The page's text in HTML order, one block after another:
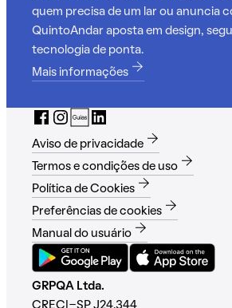
quem precisa de um lar ou anuncia
QuintoAndar aposta em design,
tecnologia de ponta.
Mais informações
Aviso de privacidade
Termos e condições de uso
Política de Cookies
Preferências de cookies
Manual do usuário
GRPQA Ltda.